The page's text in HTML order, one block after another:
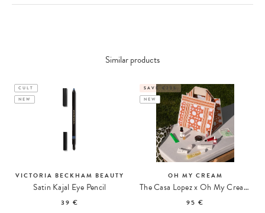
Similar products
CULT
NEW
VICTORIA BECKHAM BEAUTY
Satin Kajal Eye Pencil
39 €
SAVE €235
NEW
OH MY CREAM
The Casa Lopez x Oh My Cream Summer Tote
95 €